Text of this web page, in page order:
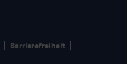
Barrierefreiheit